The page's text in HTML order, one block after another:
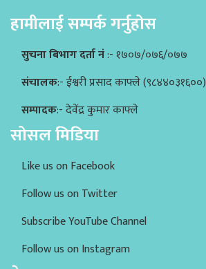
हामीलाई सम्पर्क गर्नुहोस
सुचना बिभाग दर्ता नं:- १७०७/०७६/०७७
संचालक:- ईश्वरी प्रसाद काफ्ले (९८४४०३१६००)
सम्पादक:- देवेंद्र कुमार काफ्ले
सोसल मिडिया
Like us on Facebook
Follow us on Twitter
Subscribe YouTube Channel
Follow us on Instagram